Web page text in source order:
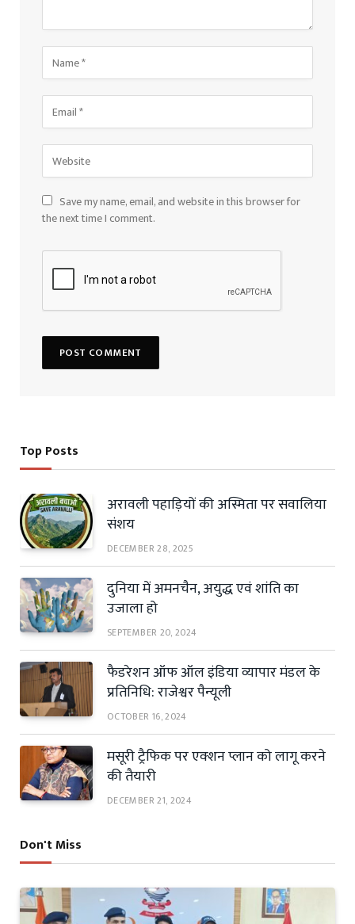
Save my name, email, and website in this browser for
the next time I comment.
Top Posts
अरावली पहाड़ियों की अस्मिता पर सवालिया
संशय
DECEMBER 28, 2025
दुनिया में अमनचैन, अयुद्ध एवं शांति का
उजाला हो
SEPTEMBER 20, 2024
फैडरेशन ऑफ ऑल इंडिया व्यापार मंडल के
प्रतिनिधि: राजेश्वर पैन्यूली
OCTOBER 16, 2024
मसूरी ट्रैफिक पर एक्शन प्लान को लागू करने
की तैयारी
DECEMBER 21, 2024
Don't Miss